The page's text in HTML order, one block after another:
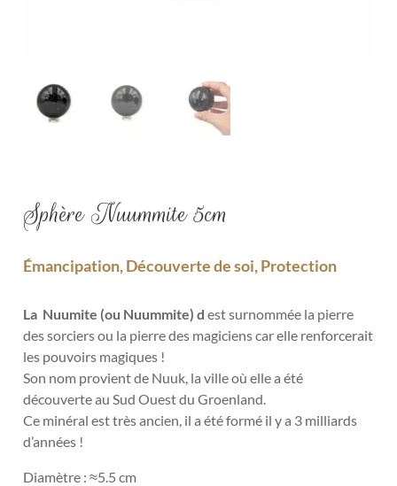
Sphère Nuummite 5cm
Émancipation, Découverte de soi, Protection
La Nuumite (ou Nuummite) d est surnommée la pierre
des sorciers ou la pierre des magiciens car elle renforcerait
les pouvoirs magiques !
Son nom provient de Nuuk, la ville où elle a été
découverte au Sud Ouest du Groenland.
Ce minéral est très ancien, il a été formé il y a 3 milliards
d’années !
Diamètre : ≈5.5 cm